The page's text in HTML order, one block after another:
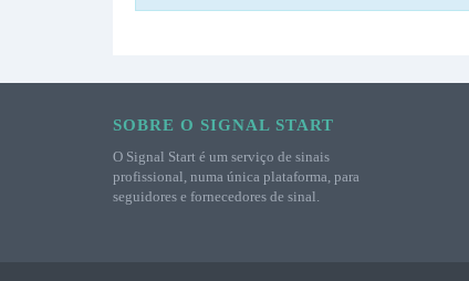
SOBRE O SIGNAL START
O Signal Start é um serviço de sinais
profissional, numa única plataforma, para
seguidores e fornecedores de sinal.